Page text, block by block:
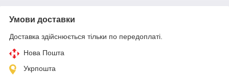
Умови доставки
Доставка здійснюється тільки по передоплаті.
Нова Пошта
Укрпошта